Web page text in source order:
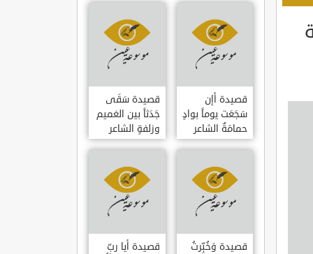
قصيدة أإن
سَجَعَت يوماً بوادٍ
حمامَةٌ الشاعر
العوام بن عقبة
قصيدة سَقَى
جَدَثاً بين الغميم
وزلفةٍ الشاعر
العوام بن عقبة
قصيدة وَخُبِّرتُ
قصيدة أيا ربِّ